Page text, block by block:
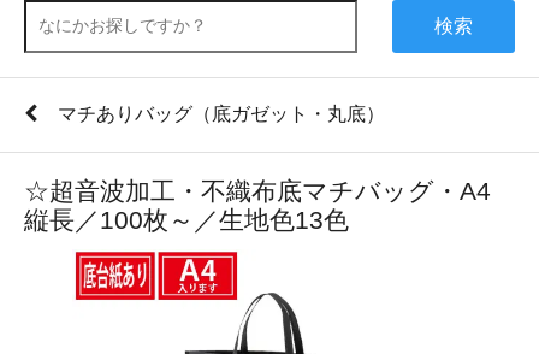
検索
マチありバッグ（底ガゼット・丸底）
☆超音波加工・不織布底マチバッグ・A4
縦長／100枚～／生地色13色